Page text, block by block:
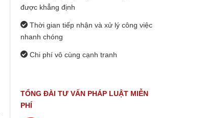
được khẳng định
Thời gian tiếp nhận và xử lý công việc
nhanh chóng
Chi phí vô cùng cạnh tranh
TỔNG ĐÀI TƯ VẤN PHÁP LUẬT MIỄN
PHÍ